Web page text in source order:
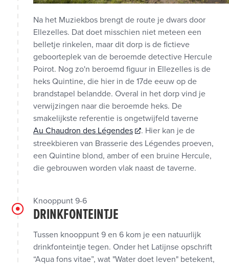
Na het Muziekbos brengt de route je dwars door
Ellezelles. Dat doet misschien niet meteen een
belletje rinkelen, maar dit dorp is de fictieve
geboorteplek van de beroemde detective Hercule
Poirot. Nog zo'n beroemd figuur in Ellezelles is de
heks Quintine, die hier in de 17de eeuw op de
brandstapel belandde. Overal in het dorp vind je
verwijzingen naar die beroemde heks. De
smakelijkste referentie is ongetwijfeld taverne
Au Chaudron des Légendes
. Hier kan je de
streekbieren van Brasserie des Légendes proeven,
een Quintine blond, amber of een bruine Hercule,
die gebrouwen worden vlak naast de taverne.
Knooppunt 9-6
DRINKFONTEINTJE
Tussen knooppunt 9 en 6 kom je een natuurlijk
drinkfonteintje tegen. Onder het Latijnse opschrift
“Aqua fons vitae”, wat "Water doet leven" betekent,